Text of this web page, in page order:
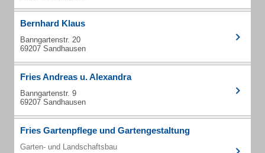
Bernhard Klaus
Banngartenstr. 20
69207 Sandhausen
Fries Andreas u. Alexandra
Banngartenstr. 9
69207 Sandhausen
Fries Gartenpflege und Gartengestaltung
Garten- und Landschaftsbau